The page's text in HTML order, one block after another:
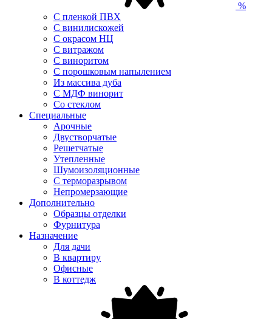
%
С пленкой ПВХ
С винилискожей
С окрасом НЦ
С витражом
С виноритом
С порошковым напылением
Из массива дуба
С МДФ винорит
Со стеклом
Специальные
Арочные
Двустворчатые
Решетчатые
Утепленные
Шумоизоляционные
С терморазрывом
Непромерзающие
Дополнительно
Образцы отделки
Фурнитура
Назначение
Для дачи
В квартиру
Офисные
В коттедж